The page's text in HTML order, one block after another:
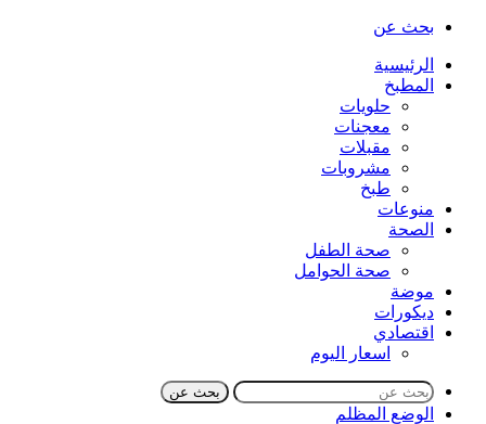
بحث عن
الرئيسية
المطبخ
حلويات
معجنات
مقبلات
مشروبات
طبخ
منوعات
الصحة
صحة الطفل
صحة الحوامل
موضة
ديكورات
اقتصادي
اسعار اليوم
بحث عن
الوضع المظلم